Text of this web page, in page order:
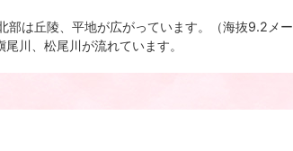
部は丘陵、平地が広がっています。（海抜9.2メー
川、松尾川が流れています。